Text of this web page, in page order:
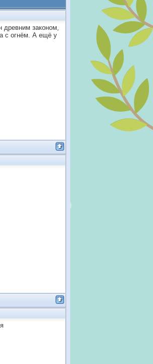
дрeвним законом,
с огнём. А ещё у